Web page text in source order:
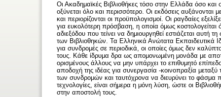
Οι Ακαδημαϊκές Βιβλιοθήκες τόσο στην Ελλάδα όσο και
οξύνεται όλο και περισσότερο. Οι εκδόσεις
και περιορίζονται οι προϋπολογισμοί. Οι ραγδαίες
για ευ­κολότερη πρόσβαση, η οποία όμως κο­στολογείται
αδιεξόδου που τείνει να δημιουργηθεί ε­στιάζεται
των Βιβλιοθηκών. Τα Ελληνικά Ανώτατα Εκπαιδευτικά
για συνδρομές σε περιοδικά, οι οποίες όμως δεν
τους. Κάθε ίδρυμα δρα ως απομονωμένη μονάδα με
ορισμένους άλλους να μην υπάρχει το επιθυμητό
αποδοχή της ιδέας για συνεργασία -κοινοπραξία
των συνδρομών και ταυ­τόχρονα να διευρύνει το φάσμα
τεχνολογίες, είναι σήμερα η μόνη λύση, ώστε οι
στην α­ποστολή τους.